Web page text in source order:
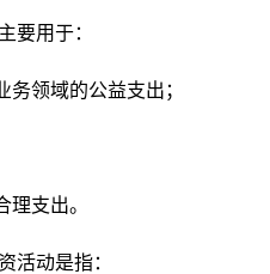
要用于：
务领域的公益支出；
理支出。
活动是指：